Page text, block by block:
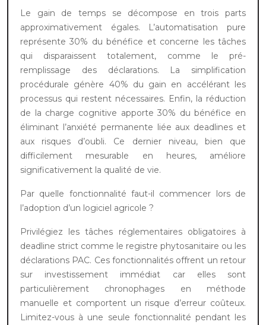
Le gain de temps se décompose en trois parts
approximativement égales. L’automatisation pure
représente 30% du bénéfice et concerne les tâches
qui disparaissent totalement, comme le pré-
remplissage des déclarations. La simplification
procédurale génère 40% du gain en accélérant les
processus qui restent nécessaires. Enfin, la réduction
de la charge cognitive apporte 30% du bénéfice en
éliminant l’anxiété permanente liée aux deadlines et
aux risques d’oubli. Ce dernier niveau, bien que
difficilement mesurable en heures, améliore
significativement la qualité de vie.
Par quelle fonctionnalité faut-il commencer lors de
l’adoption d’un logiciel agricole ?
Privilégiez les tâches réglementaires obligatoires à
deadline strict comme le registre phytosanitaire ou les
déclarations PAC. Ces fonctionnalités offrent un retour
sur investissement immédiat car elles sont
particulièrement chronophages en méthode
manuelle et comportent un risque d’erreur coûteux.
Limitez-vous à une seule fonctionnalité pendant les